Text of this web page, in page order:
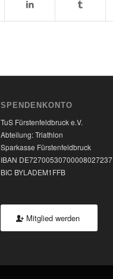
SPENDENKONTO
TuS Fürstenfeldbruck e.V.
Abteilung: Triathlon
Sparkasse Fürstenfeldbruck
IBAN DE72700530700008027237
BIC BYLADEM1FFB
Mitglied werden